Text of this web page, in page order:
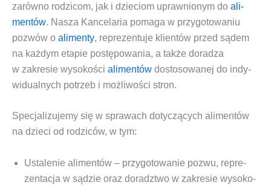
zarów­no rodzi­com, jak i dzie­ciom upraw­nio­nym do ali­
men­tów. Nasza Kan­ce­la­ria poma­ga w przy­go­to­wa­niu
pozwów o ali­men­ty, repre­zen­tu­je klien­tów przed sądem
na każ­dym eta­pie postę­po­wa­nia, a tak­że dora­dza
w zakre­sie wyso­ko­ści ali­men­tów dosto­so­wa­nej do indy­
wi­du­al­nych potrzeb i moż­li­wo­ści stron.
Spe­cja­li­zu­je­my się w spra­wach doty­czą­cych ali­men­tów
na dzie­ci od rodzi­ców, w tym:
Usta­le­nie ali­men­tów – przy­go­to­wa­nie pozwu, repre­
zen­ta­cja w sądzie oraz doradz­two w zakre­sie wyso­ko­